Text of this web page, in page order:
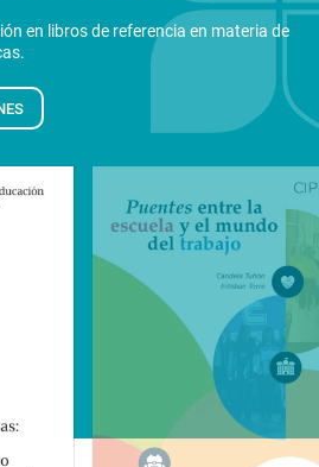
en libros de referencia en materia de